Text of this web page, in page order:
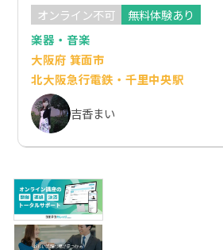
オンライン不可
無料体験あり
楽器・音楽
大阪府 箕面市
北大阪急行電鉄・千里中央駅
吉香まい